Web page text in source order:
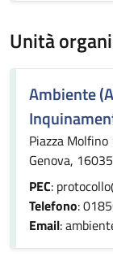
Unità
Ambiente
Piazza
Genova,
PEC:
Telefono:
Email: